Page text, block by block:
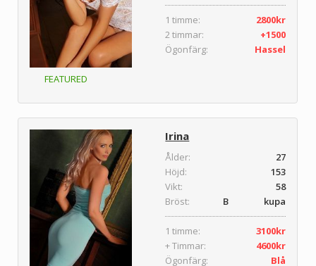
FEATURED
1 timme:
2800kr
2 timmar:
+1500
Ögonfärg:
Hassel
Irina
Ålder:
27
Höjd:
153
Vikt:
58
Bröst:
B kupa
1 timme:
3100kr
+ Timmar:
4600kr
Ögonfärg:
Blå